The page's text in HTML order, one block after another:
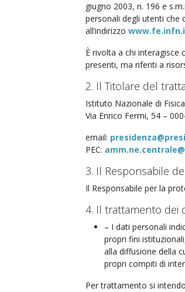
giugno 2003, n. 196 e
personali degli utenti che
all’indirizzo
È rivolta a chi
presenti, ma riferiti a
2. Il Titolare del
Istituto Nazionale di
Via Enrico Fermi, 54 –
email:
PEC:
3. Il Responsabile
Il Responsabile per la
4. Il trattamento dei
– I dati personali
propri fini
alla diffusione della
propri compiti di
Per trattamento si